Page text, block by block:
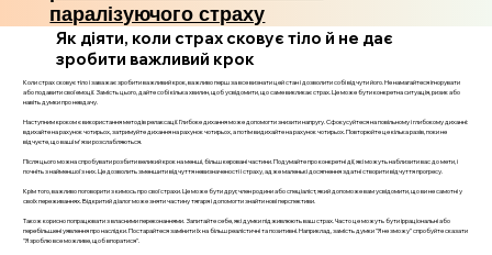
паралізуючого страху
Як діяти, коли страх сковує тіло й не дає
зробити важливий крок
Коли страх сковує тіло і заважає зробити важливий крок, важливо перш за все визнати цей стан і дозволити собі відчути його. Не намагайтеся ігнорувати
або подавити свої емоції. Замість цього, дайте собі кілька хвилин, щоб усвідомити, що саме викликає страх. Це може бути конкретна ситуація, ризик або
навіть думки про невдачу.
Наступним кроком є використання методів релаксації. Глибоке дихання може допомогти знизити напругу. Сфокусуйтеся на повільному і глибокому диханні:
вдихайте на рахунок чотирьох, затримуйте дихання на рахунок чотирьох, а потім видихайте на рахунок чотирьох. Повторюйте це кілька разів, поки не
відчуєте, що ваші м'язи розслабляються.
Після цього можна спробувати розбити великий крок на менші, більш керовані частини. Подумайте про конкретні дії, які можуть наблизити вас до мети, і
почніть з найменшої з них. Це дозволить зменшити відчуття невизначеності і страху, адже маленькі досягнення здатні створити відчуття прогресу.
Крім того, важливо поговорити з кимось про свої страхи. Це може бути друг, член родини або спеціаліст, який допоможе вам усвідомити, що ви не самотні у
своїх переживаннях. Відкритий діалог може зняти частину тягаря і допомогти знайти нові перспективи.
Також корисно попрацювати з власними переконаннями. Запитайте себе, які думки підживлюють ваш страх. Часто це можуть бути ірраціональні або
перебільшені уявлення про наслідки. Постарайтеся замінити їх на більш реалістичні та позитивні. Наприклад, замість думки "Я не зможу" спробуйте сказати
"Я зроблю все можливе, щоб впоратися".